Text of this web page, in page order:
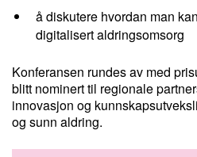
å diskutere hvordan man
digitalisert aldringsomsorg
Konferansen rundes av med
blitt nominert til regionale
innovasjon og
og sunn aldring.